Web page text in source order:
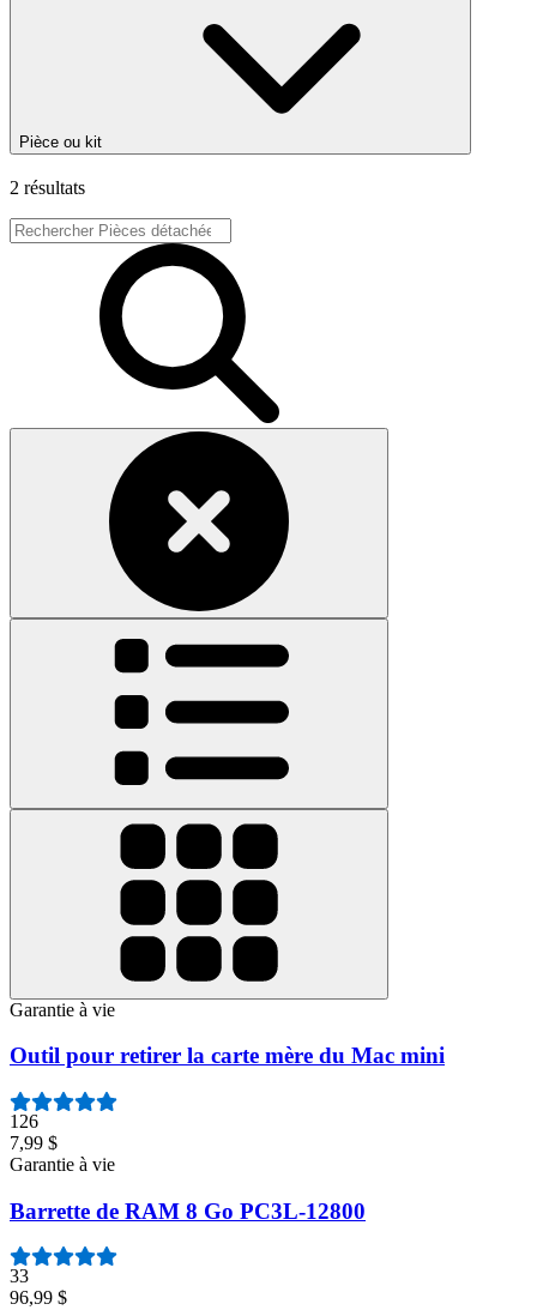
Pièce ou kit
2 résultats
Garantie à vie
Outil pour retirer la carte mère du Mac mini
126
7,99 $
Garantie à vie
Barrette de RAM 8 Go PC3L-12800
33
96,99 $